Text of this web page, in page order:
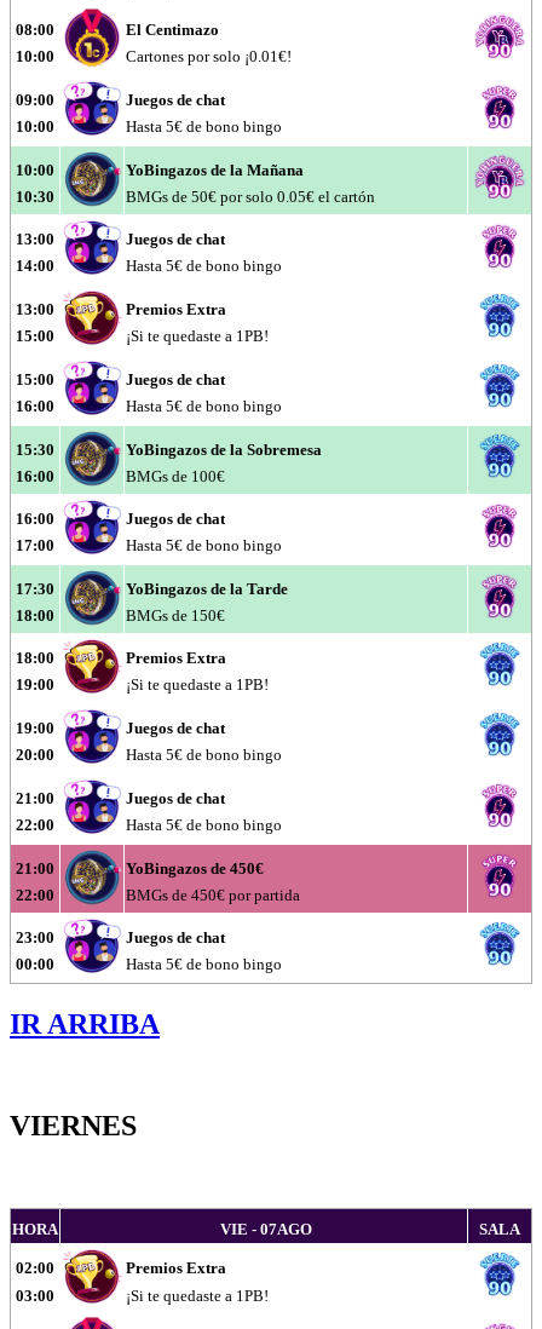
08:00
10:00
El Centimazo
Cartones por solo ¡0.01€!
09:00
10:00
Juegos de chat
Hasta 5€ de bono bingo
10:00
10:30
YoBingazos de la Mañana
BMGs de 50€ por solo 0.05€ el cartón
13:00
14:00
Juegos de chat
Hasta 5€ de bono bingo
13:00
15:00
Premios Extra
¡Si te quedaste a 1PB!
15:00
16:00
Juegos de chat
Hasta 5€ de bono bingo
15:30
16:00
YoBingazos de la Sobremesa
BMGs de 100€
16:00
17:00
Juegos de chat
Hasta 5€ de bono bingo
17:30
18:00
YoBingazos de la Tarde
BMGs de 150€
18:00
19:00
Premios Extra
¡Si te quedaste a 1PB!
19:00
20:00
Juegos de chat
Hasta 5€ de bono bingo
21:00
22:00
Juegos de chat
Hasta 5€ de bono bingo
21:00
22:00
YoBingazos de 450€
BMGs de 450€ por partida
23:00
00:00
Juegos de chat
Hasta 5€ de bono bingo
IR ARRIBA
VIERNES
HORA VIE - 07AGO SALA
02:00
03:00
Premios Extra
¡Si te quedaste a 1PB!